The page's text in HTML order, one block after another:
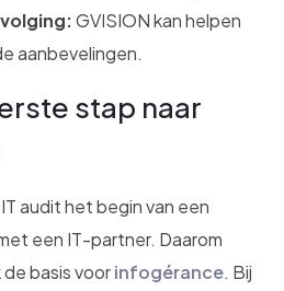
GVISION kan helpen
aanbevelingen.
stap naar
audit het begin van een
een IT-partner. Daarom
basis voorinfogérance. Bij